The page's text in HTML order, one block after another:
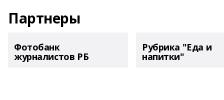
Партнеры
Фотобанк
журналистов РБ
Рубрика "Еда и
напитки"